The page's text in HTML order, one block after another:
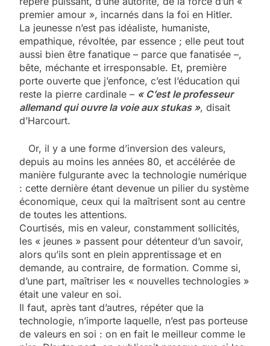
premier amour », incarnés dans la foi en Hitler.
La jeunesse n’est pas idéaliste, humaniste,
empathique, révoltée, par essence ; elle peut tout
aussi bien être fanatique – parce que fanatisée –,
bête, méchante et irresponsable. Et, première
porte ouverte que j’enfonce, c’est l’éducation qui
reste la pierre cardinale – « C’est le professeur
allemand qui ouvre la voie aux stukas », disait
d’Harcourt.
Or, il y a une forme d’inversion des valeurs,
depuis au moins les années 80, et accélérée de
manière fulgurante avec la technologie numérique
: cette dernière étant devenue un pilier du système
économique, ceux qui la maîtrisent sont au centre
de toutes les attentions.
Courtisés, mis en valeur, constamment sollicités,
les « jeunes » passent pour détenteur d’un savoir,
alors qu’ils sont en plein apprentissage et en
demande, au contraire, de formation. Comme si,
d’une part, maîtriser les « nouvelles technologies »
était une valeur en soi.
Il faut, après tant d’autres, répéter que la
technologie, n’importe laquelle, n’est pas porteuse
de valeurs en soi : on en fait le meilleur comme le